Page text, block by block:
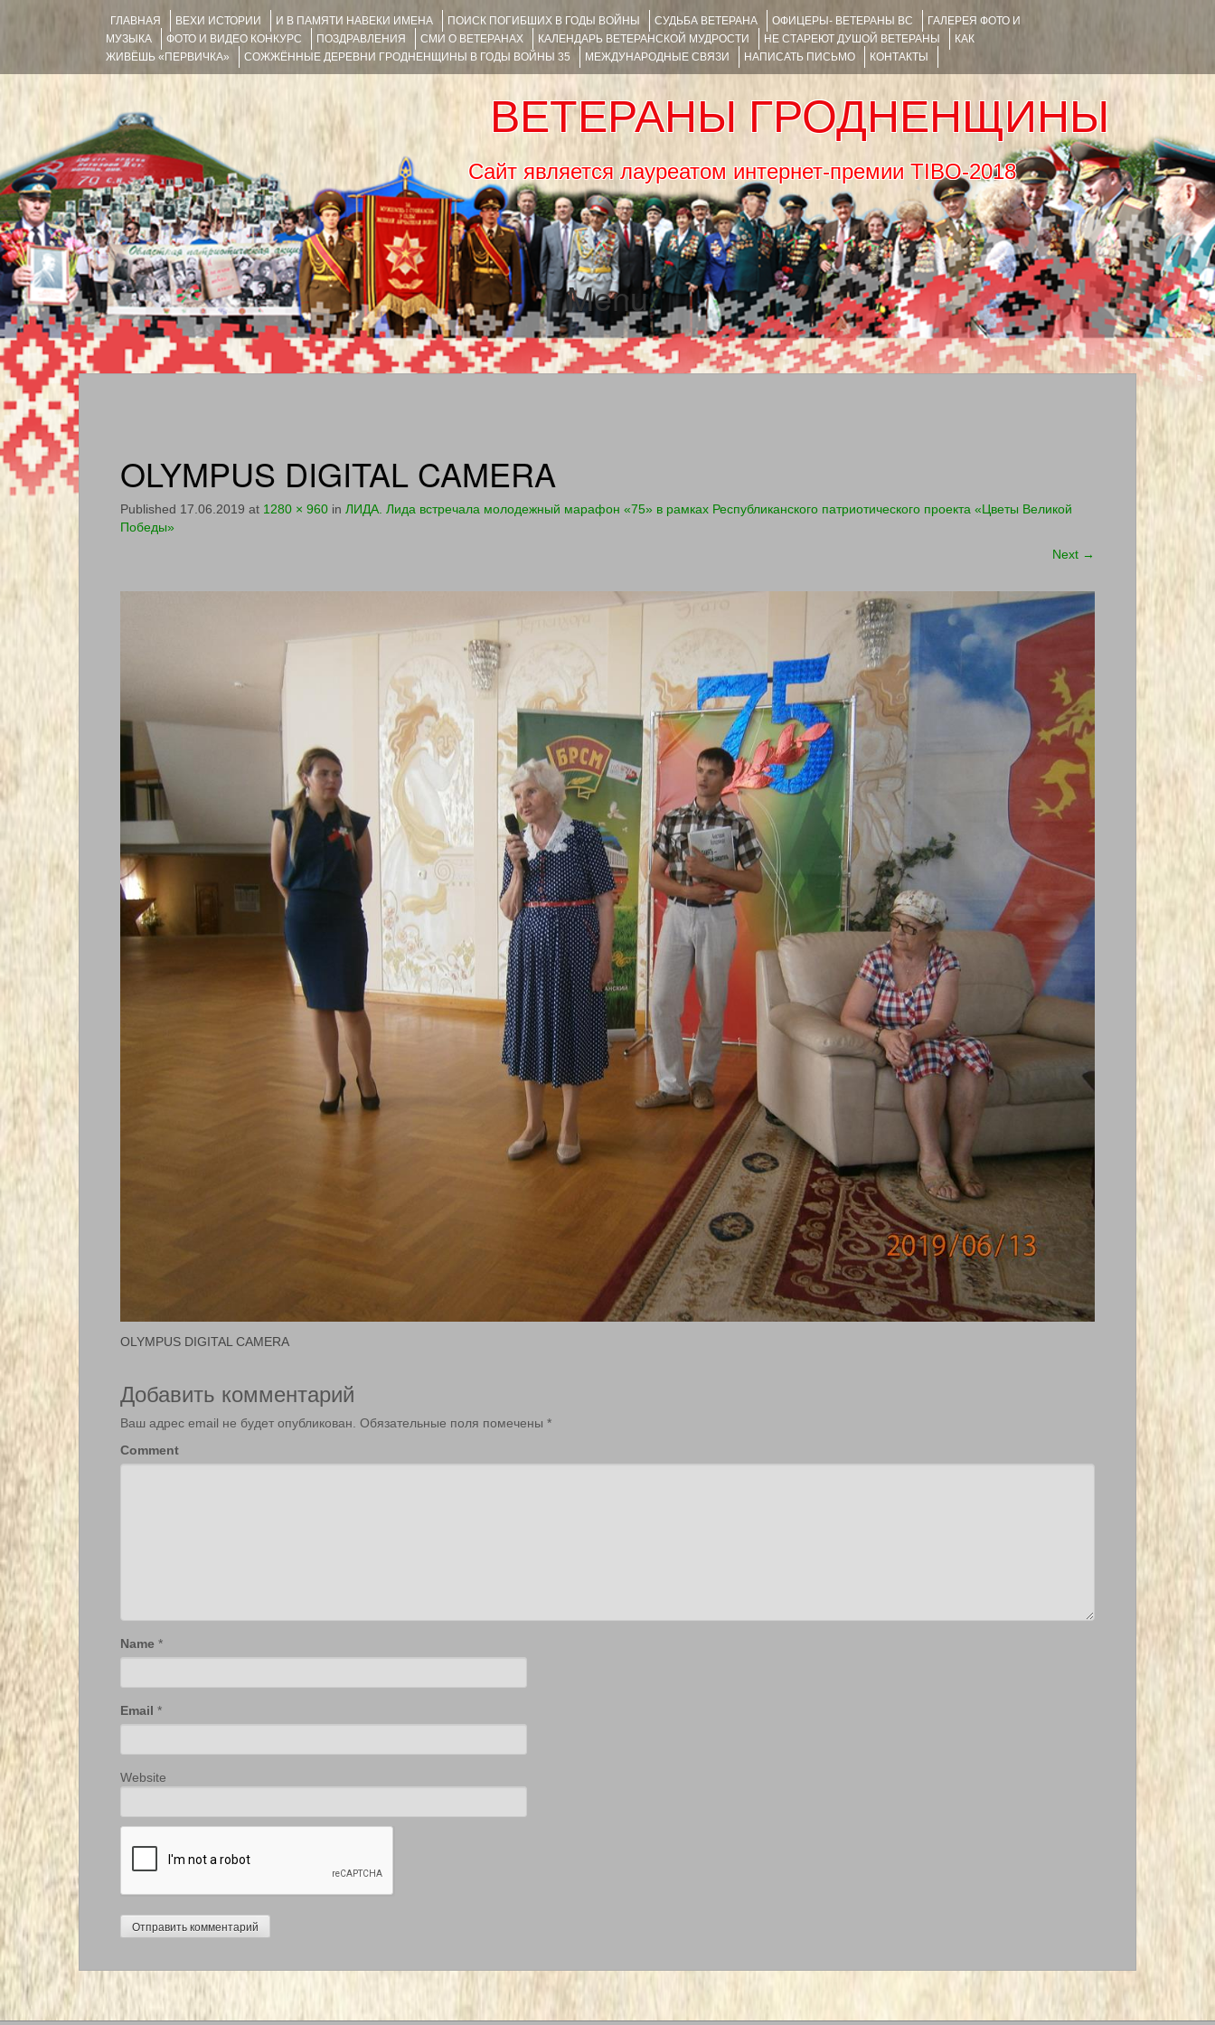
ГЛАВНАЯ ВЕХИ ИСТОРИИ И В ПАМЯТИ НАВЕКИ ИМЕНА ПОИСК ПОГИБШИХ В ГОДЫ ВОЙНЫ СУДЬБА ВЕТЕРАНА ОФИЦЕРЫ- ВЕТЕРАНЫ ВС
ГАЛЕРЕЯ ФОТО И
МУЗЫКА
ФОТО И ВИДЕО КОНКУРС ПОЗДРАВЛЕНИЯ СМИ О ВЕТЕРАНАХ КАЛЕНДАРЬ ВЕТЕРАНСКОЙ МУДРОСТИ НЕ СТАРЕЮТ ДУШОЙ ВЕТЕРАНЫ
КАК
ЖИВЁШЬ «ПЕРВИЧКА»
СОЖЖЁННЫЕ ДЕРЕВНИ ГРОДНЕНЩИНЫ В ГОДЫ ВОЙНЫ 35 МЕЖДУНАРОДНЫЕ СВЯЗИ НАПИСАТЬ ПИСЬМО КОНТАКТЫ
ВЕТЕРАНЫ ГРОДНЕНЩИНЫ
Сайт является лауреатом интернет-премии TIBO-2018
Menu
SKIP TO CONTENT
OLYMPUS DIGITAL CAMERA
Published 17.06.2019 at 1280 × 960 in ЛИДА. Лида встречала молодежный марафон «75» в рамках Республиканского патриотического проекта «Цветы Великой
Победы»
Next →
OLYMPUS DIGITAL CAMERA
Добавить комментарий
Ваш адрес email не будет опубликован. Обязательные поля помечены *
Comment
Name *
Email *
Website